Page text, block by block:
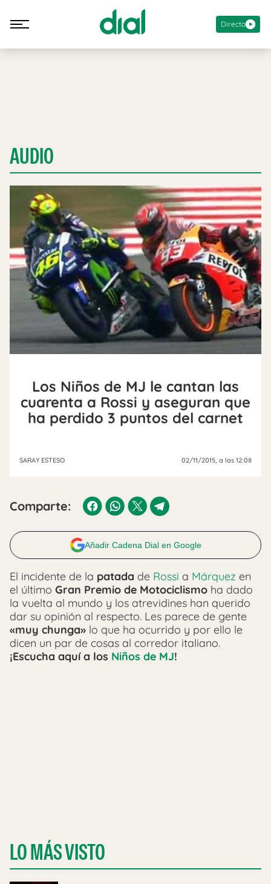
Directo
AUDIO
Los Niños de MJ le cantan las
cuarenta a Rossi y aseguran que
ha perdido 3 puntos del carnet
SARAY ESTESO 02/11/2015 , a las 12:08
Comparte:
Añadir Cadena Dial en Google
El incidente de la patada de Rossi a Márquez en
el último Gran Premio de Motociclismo ha dado
la vuelta al mundo y los atrevidines han querido
dar su opinión al respecto. Les parece de gente
«muy chunga» lo que ha ocurrido y por ello le
dicen un par de cosas al corredor italiano.
¡Escucha aquí a los Niños de MJ!
LO MÁS VISTO